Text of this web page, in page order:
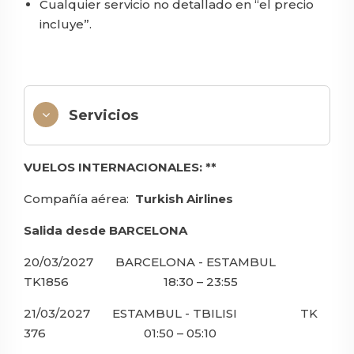
Cualquier servicio no detallado en “el precio
incluye”.
Servicios
VUELOS INTERNACIONALES: **
Compañía aérea: Turkish Airlines
Salida desde BARCELONA
20/03/2027 BARCELONA - ESTAMBUL
TK1856 18:30 – 23:55
21/03/2027 ESTAMBUL - TBILISI TK
376 01:50 – 05:10